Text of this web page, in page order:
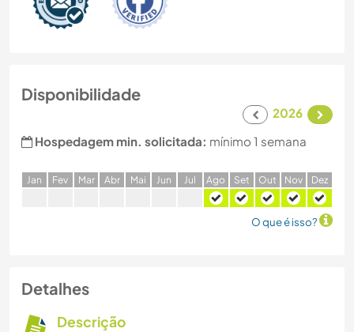
Disponibilidade
2026
Hospedagem min. solicitada: mínimo 1 semana
Jan Fev Mar Abr Mai Jun Jul Ago Set Out Nov Dez
O que é isso?
Detalhes
Descrição